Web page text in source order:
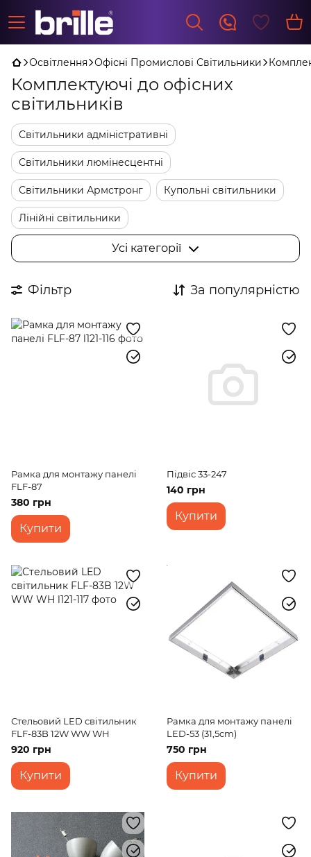
Освітлення Офісні Промислові Світильники
Комплектуючі до офісних
світильників
Світильники адміністративні
Світильники люмінесцентні
Світильники Армстронг Купольні світильники
Лінійні світильники
Комплектуючі до офісних світильників
Аварійні світильники
Усі категорії
Фільтр За популярністю
Рамка для монтажу панелі
FLF-87
380 грн
Купити
Підвіс 33-247
140 грн
Купити
Стельовий LED світильник
FLF-83B 12W WW WH
920 грн
Купити
Рамка для монтажу панелі
LED-53 (31,5cm)
750 грн
Купити